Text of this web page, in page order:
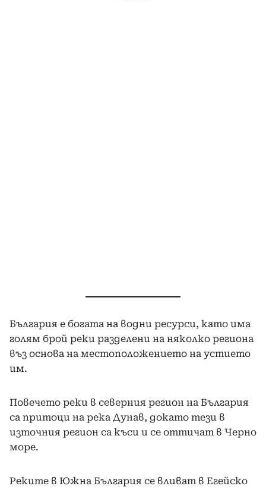
България е богата на водни ресурси, като има
голям брой реки разделени на няколко региона
въз основа на местоположението на устието
им.
Повечето реки в северния регион на България
са притоци на река Дунав, докато тези в
източния регион са къси и се оттичат в Черно
море.
Реките в Южна България се вливат в Егейско